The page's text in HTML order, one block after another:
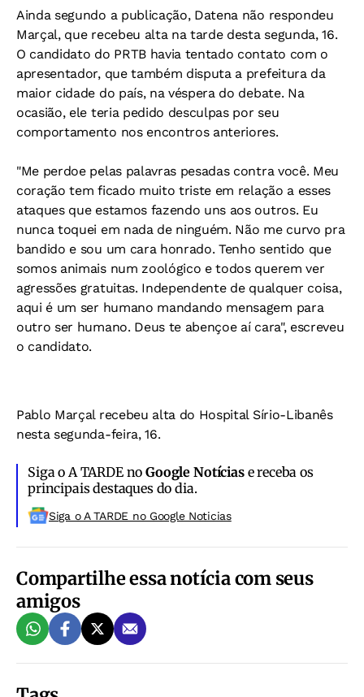
Ainda segundo a publicação, Datena não respondeu
Marçal, que recebeu alta na tarde desta segunda, 16.
O candidato do PRTB havia tentado contato com o
apresentador, que também disputa a prefeitura da
maior cidade do país, na véspera do debate. Na
ocasião, ele teria pedido desculpas por seu
comportamento nos encontros anteriores.
"Me perdoe pelas palavras pesadas contra você. Meu
coração tem ficado muito triste em relação a esses
ataques que estamos fazendo uns aos outros. Eu
nunca toquei em nada de ninguém. Não me curvo pra
bandido e sou um cara honrado. Tenho sentido que
somos animais num zoológico e todos querem ver
agressões gratuitas. Independente de qualquer coisa,
aqui é um ser humano mandando mensagem para
outro ser humano. Deus te abençoe aí cara", escreveu
o candidato.
Pablo Marçal recebeu alta do Hospital Sírio-Libanês
nesta segunda-feira, 16.
Siga o A TARDE noGoogle Notíciase receba os
principais destaques do dia.
Siga o A TARDE no Google Noticias
Compartilhe essa notícia com seus
amigos